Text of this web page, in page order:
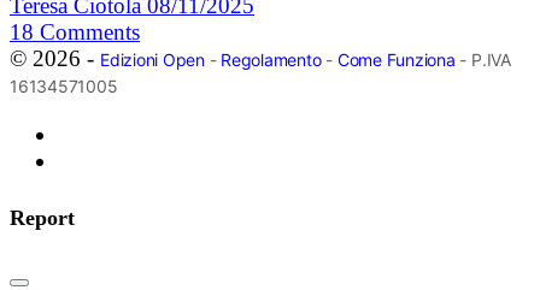
Teresa Ciotola 08/11/2025
18 Comments
© 2026 - Edizioni Open- Regolamento- Come Funziona - P.IVA
16134571005
Report